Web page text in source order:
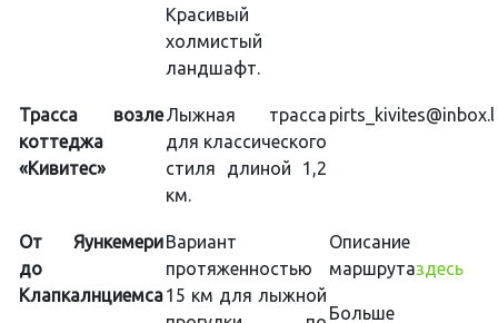
Красивый
холмистый
ландшафт.
Трасса возле
коттеджа
«Кивитес»
Лыжная трасса
для классического
стиля длиной 1,2
км.
От Яункемери
до
Клапкалнциемса
Вариант
протяженностью
15 км для лыжной
Описание
маршрутаздесь
Больше